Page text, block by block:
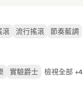
滾 流行搖滾
節奏藍調
實驗爵士 檢視全部 +4